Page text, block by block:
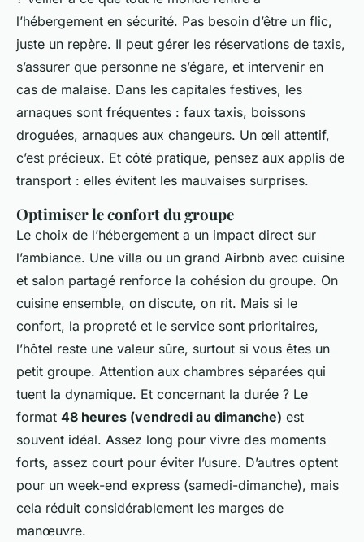
l’hébergement en sécurité. Pas besoin d’être un flic,
juste un repère. Il peut gérer les réservations de taxis,
s’assurer que personne ne s’égare, et intervenir en
cas de malaise. Dans les capitales festives, les
arnaques sont fréquentes : faux taxis, boissons
droguées, arnaques aux changeurs. Un œil attentif,
c’est précieux. Et côté pratique, pensez aux applis de
transport : elles évitent les mauvaises surprises.
Optimiser le confort du groupe
Le choix de l’hébergement a un impact direct sur
l’ambiance. Une villa ou un grand Airbnb avec cuisine
et salon partagé renforce la cohésion du groupe. On
cuisine ensemble, on discute, on rit. Mais si le
confort, la propreté et le service sont prioritaires,
l’hôtel reste une valeur sûre, surtout si vous êtes un
petit groupe. Attention aux chambres séparées qui
tuent la dynamique. Et concernant la durée ? Le
format 48 heures (vendredi au dimanche) est
souvent idéal. Assez long pour vivre des moments
forts, assez court pour éviter l’usure. D’autres optent
pour un week-end express (samedi-dimanche), mais
cela réduit considérablement les marges de
manœuvre.